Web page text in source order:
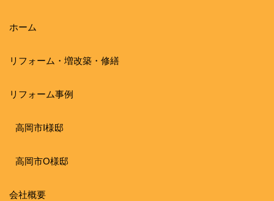
ホーム
リフォーム・増改築・修繕
リフォーム事例
高岡市I様邸
高岡市O様邸
会社概要